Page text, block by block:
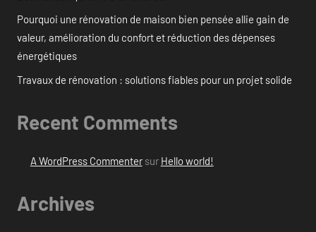
Pourquoi une rénovation de maison bien pensée allie gain de
valeur, amélioration du confort et réduction des dépenses
énergétiques
Travaux de rénovation : solutions fiables pour un projet solide
Recent Comments
A WordPress Commentersur Hello world!
Archives